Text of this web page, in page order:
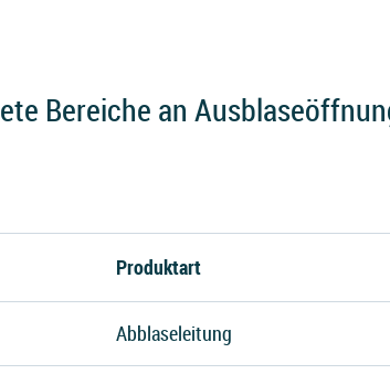
Bereiche an
Produktart
Abblaseleitung